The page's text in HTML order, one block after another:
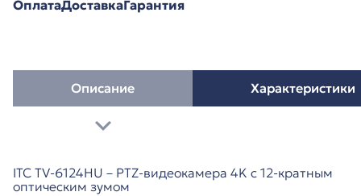
ОплатаДоставкаГарантия
Описание Характеристики
ITC TV-6124HU – PTZ-видеокамера 4K с 12-кратным
оптическим зумом